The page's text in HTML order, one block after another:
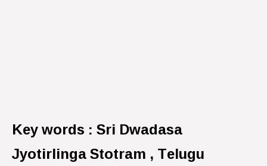
Key words : Sri Dwadasa
Jyotirlinga Stotram , Telugu